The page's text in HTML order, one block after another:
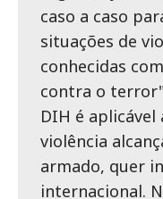
caso a caso
situações de
conhecidas
contra o
DIH é aplicável
violência
armado, quer
internacional.